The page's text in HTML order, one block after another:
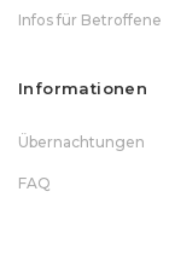
Infos für Betroffene
Informationen
Übernachtungen
FAQ